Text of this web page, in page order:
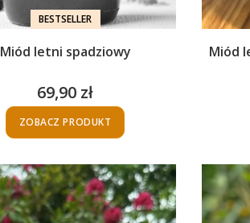
BESTSELLER
Miód letni spadziowy
Cena
69,90 zł
ZOBACZ PRODUKT
Miód